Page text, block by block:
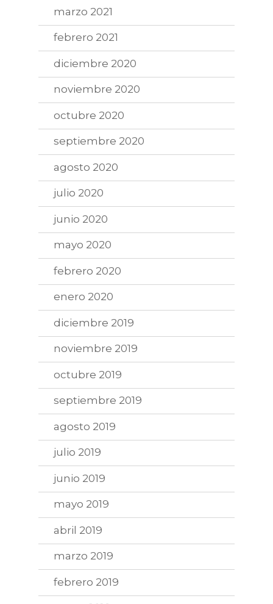
marzo 2021
febrero 2021
diciembre 2020
noviembre 2020
octubre 2020
septiembre 2020
agosto 2020
julio 2020
junio 2020
mayo 2020
febrero 2020
enero 2020
diciembre 2019
noviembre 2019
octubre 2019
septiembre 2019
agosto 2019
julio 2019
junio 2019
mayo 2019
abril 2019
marzo 2019
febrero 2019